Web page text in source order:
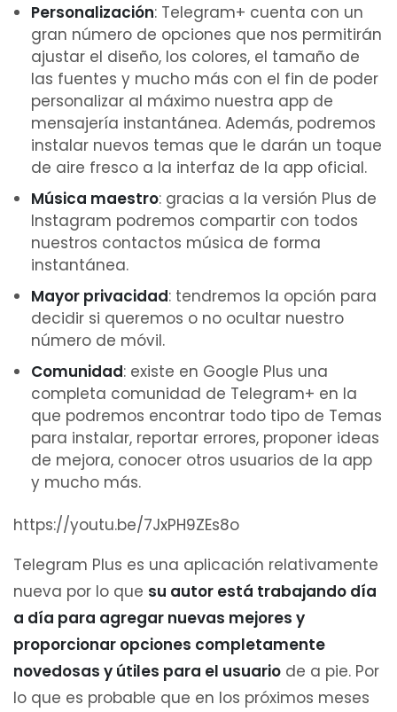
Personalización: Telegram+ cuenta con un
gran número de opciones que nos permitirán
ajustar el diseño, los colores, el tamaño de
las fuentes y mucho más con el fin de poder
personalizar al máximo nuestra app de
mensajería instantánea. Además, podremos
instalar nuevos temas que le darán un toque
de aire fresco a la interfaz de la app oficial.
Música maestro: gracias a la versión Plus de
Instagram podremos compartir con todos
nuestros contactos música de forma
instantánea.
Mayor privacidad: tendremos la opción para
decidir si queremos o no ocultar nuestro
número de móvil.
Comunidad: existe en Google Plus una
completa comunidad de Telegram+ en la
que podremos encontrar todo tipo de Temas
para instalar, reportar errores, proponer ideas
de mejora, conocer otros usuarios de la app
y mucho más.
https://youtu.be/7JxPH9ZEs8o
Telegram Plus es una aplicación relativamente
nueva por lo que su autor está trabajando día
a día para agregar nuevas mejores y
proporcionar opciones completamente
novedosas y útiles para el usuario de a pie. Por
lo que es probable que en los próximos meses